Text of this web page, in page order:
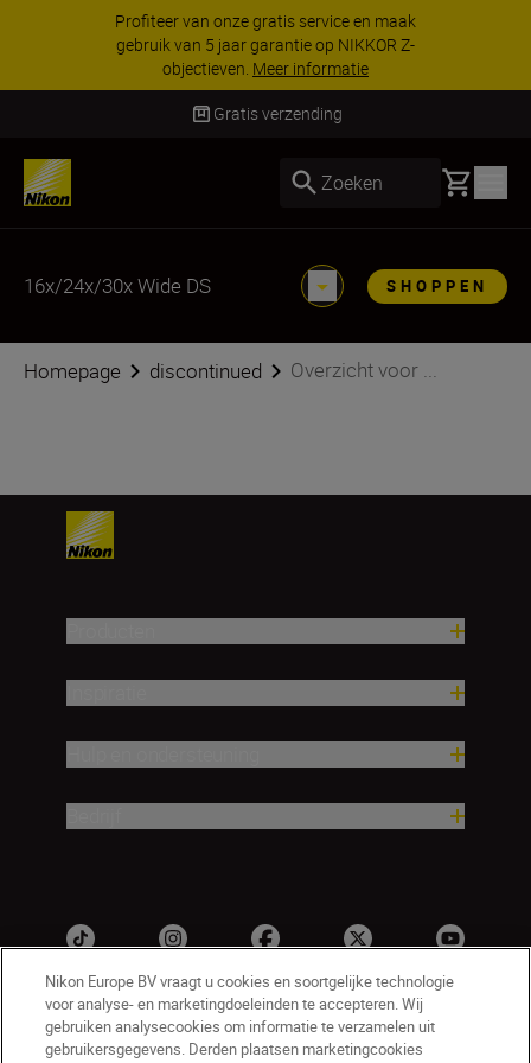
Profiteer van onze gratis service en maak
gebruik van 5 jaar garantie op NIKKOR Z-
objectieven. Meer informatie
Gratis verzending
Zoeken Basket
16x/24x/30x Wide DS SHOPPEN
Homepage discontinued Overzicht voor ...
Nikon Europe BV vraagt u cookies en soortgelijke technologie
voor analyse- en marketingdoeleinden te accepteren. Wij
gebruiken analysecookies om informatie te verzamelen uit
gebruikersgegevens. Derden plaatsen marketingcookies